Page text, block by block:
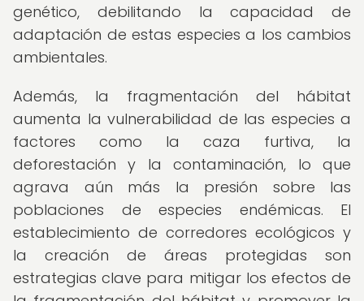
genético, debilitando la capacidad de
adaptación de estas especies a los cambios
ambientales.
Además, la fragmentación del hábitat
aumenta la vulnerabilidad de las especies a
factores como la caza furtiva, la
deforestación y la contaminación, lo que
agrava aún más la presión sobre las
poblaciones de especies endémicas. El
establecimiento de corredores ecológicos y
la creación de áreas protegidas son
estrategias clave para mitigar los efectos de